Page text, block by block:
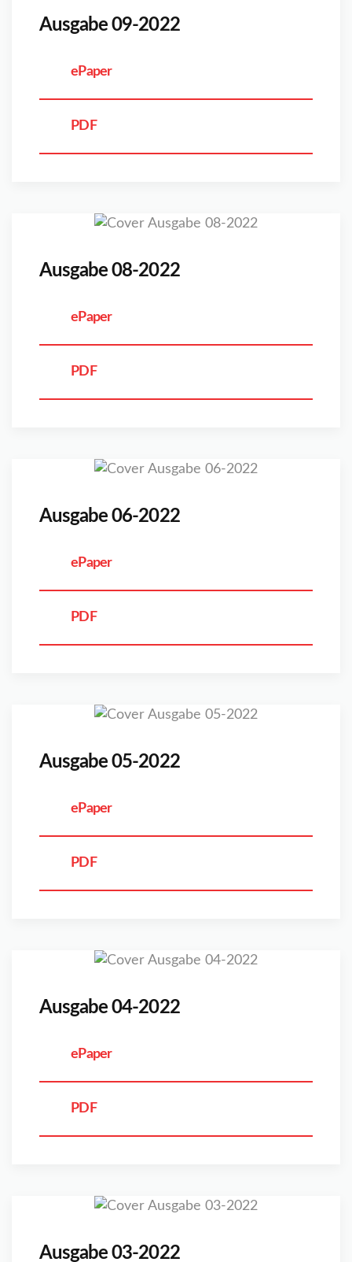
Ausgabe 09-2022
ePaper
PDF
Ausgabe 08-2022
ePaper
PDF
Ausgabe 06-2022
ePaper
PDF
Ausgabe 05-2022
ePaper
PDF
Ausgabe 04-2022
ePaper
PDF
Ausgabe 03-2022